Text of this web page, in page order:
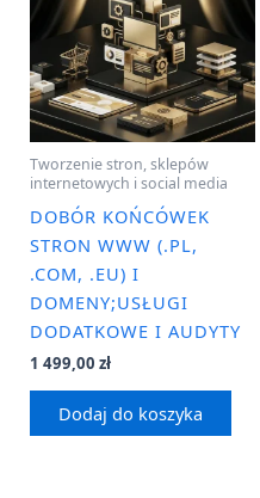
Tworzenie stron, sklepów
internetowych i social media
DOBÓR KOŃCÓWEK
STRON WWW (.PL,
.COM, .EU) I
DOMENY;USŁUGI
DODATKOWE I AUDYTY
1 499,00 zł
Dodaj do koszyka